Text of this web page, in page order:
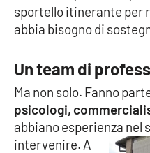
Cultura
Politica
Sanità
sportello itinerante per
abbia bisogno di
Un team di
Ma non solo. Fanno
psicologi,
abbiano esperienza nel
intervenire. A